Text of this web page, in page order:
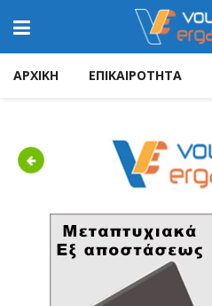
ΑΡΧΙΚΗ ΕΠΙΚΑΙΡΟΤΗΤΑ
Previous